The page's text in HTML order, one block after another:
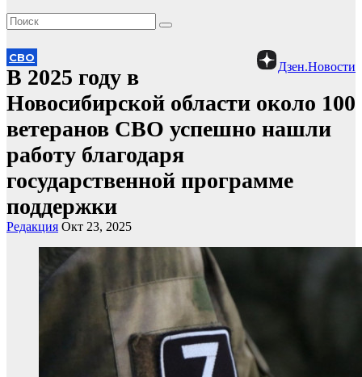
Дзен.Новости
СВО
В 2025 году в
Новосибирской области около 100
ветеранов СВО успешно нашли
работу благодаря
государственной программе
поддержки
Редакция Окт 23, 2025